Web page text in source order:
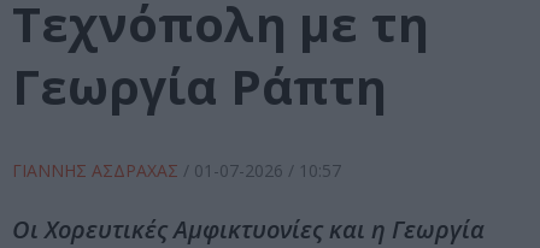
Τεχνόπολη με τη
Γεωργία Ράπτη
ΓΙΑΝΝΗΣ ΑΣΔΡΑΧΑΣ / 01-07-2026 / 10:57
Οι Χορευτικές Αμφικτυονίες και η Γεωργία